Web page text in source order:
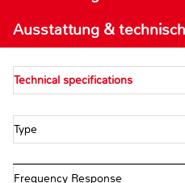
Ausstattung &
Technical specifications
Type
Frequency Response